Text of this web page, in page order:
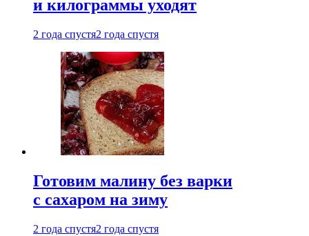
и килограммы уходят
2 года спустя2 года спустя
Готовим малину без варки
с сахаром на зиму
2 года спустя2 года спустя